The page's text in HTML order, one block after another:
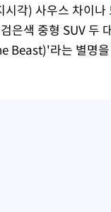
시각) 사우스 차이
은색 중형 SUV 두
Beast)'라는 별명